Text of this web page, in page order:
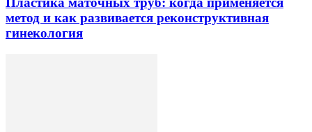
метод и как развивается реконструктивная
гинекология